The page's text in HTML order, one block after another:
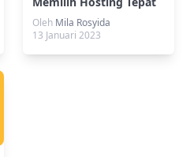
untuk Blog
Oleh Mila Rosyida
13 Januari 2023